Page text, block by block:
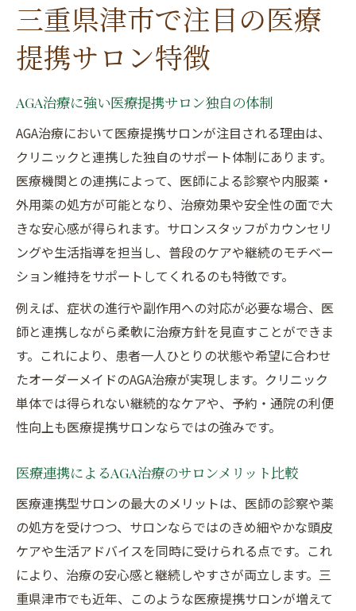
三重県津市で注目の医療
提携サロン特徴
AGA治療に強い医療提携サロン独自の体制
AGA治療において医療提携サロンが注目される理由は、
クリニックと連携した独自のサポート体制にあります。
医療機関との連携によって、医師による診察や内服薬・
外用薬の処方が可能となり、治療効果や安全性の面で大
きな安心感が得られます。サロンスタッフがカウンセリ
ングや生活指導を担当し、普段のケアや継続のモチベー
ション維持をサポートしてくれるのも特徴です。
例えば、症状の進行や副作用への対応が必要な場合、医
師と連携しながら柔軟に治療方針を見直すことができま
す。これにより、患者一人ひとりの状態や希望に合わせ
たオーダーメイドのAGA治療が実現します。クリニック
単体では得られない継続的なケアや、予約・通院の利便
性向上も医療提携サロンならではの強みです。
医療連携によるAGA治療のサロンメリット比較
医療連携型サロンの最大のメリットは、医師の診察や薬
の処方を受けつつ、サロンならではのきめ細やかな頭皮
ケアや生活アドバイスを同時に受けられる点です。これ
により、治療の安心感と継続しやすさが両立します。三
重県津市でも近年、このような医療提携サロンが増えて